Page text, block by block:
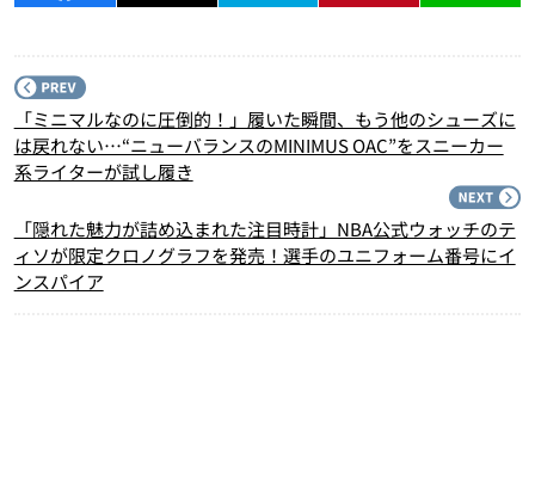
「ミニマルなのに圧倒的！」履いた瞬間、もう他のシューズに
は戻れない…“ニューバランスのMINIMUS OAC”をスニーカー
系ライターが試し履き
「隠れた魅力が詰め込まれた注目時計」NBA公式ウォッチのテ
ィソが限定クロノグラフを発売！選手のユニフォーム番号にイ
ンスパイア